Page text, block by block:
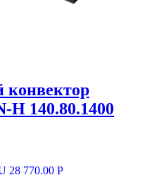
H 140.80.1400
28 770.00 Р